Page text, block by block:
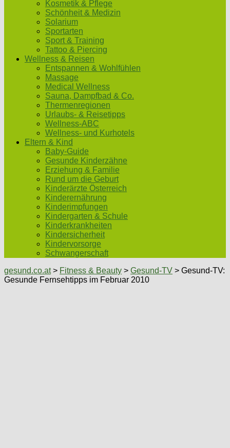
Kosmetik & Pflege
Schönheit & Medizin
Solarium
Sportarten
Sport & Training
Tattoo & Piercing
Wellness & Reisen
Entspannen & Wohlfühlen
Massage
Medical Wellness
Sauna, Dampfbad & Co.
Thermenregionen
Urlaubs- & Reisetipps
Wellness-ABC
Wellness- und Kurhotels
Eltern & Kind
Baby-Guide
Gesunde Kinderzähne
Erziehung & Familie
Rund um die Geburt
Kinderärzte Österreich
Kinderernährung
Kinderimpfungen
Kindergarten & Schule
Kinderkrankheiten
Kindersicherheit
Kindervorsorge
Schwangerschaft
gesund.co.at> Fitness & Beauty > Gesund-TV > Gesund-TV:
Gesunde Fernsehtipps im Februar 2010